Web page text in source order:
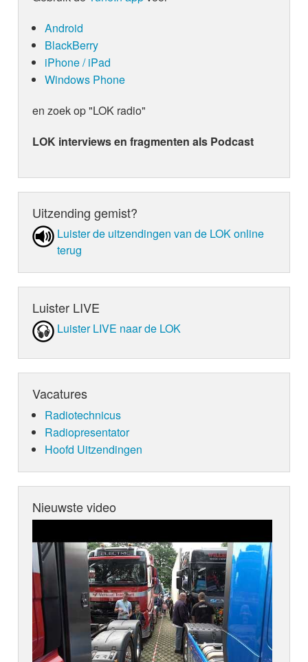
Android
BlackBerry
iPhone / iPad
Windows Phone
en zoek op "LOK radio"
LOK interviews en fragmenten als Podcast
Uitzending gemist?
Luister de uit­zen­din­gen van de LOK online
terug
Luister LIVE
Luister LIVE naar de LOK
Vacatures
Radiotechnicus
Radiopresentator
Hoofd Uitzendingen
Nieuwste video